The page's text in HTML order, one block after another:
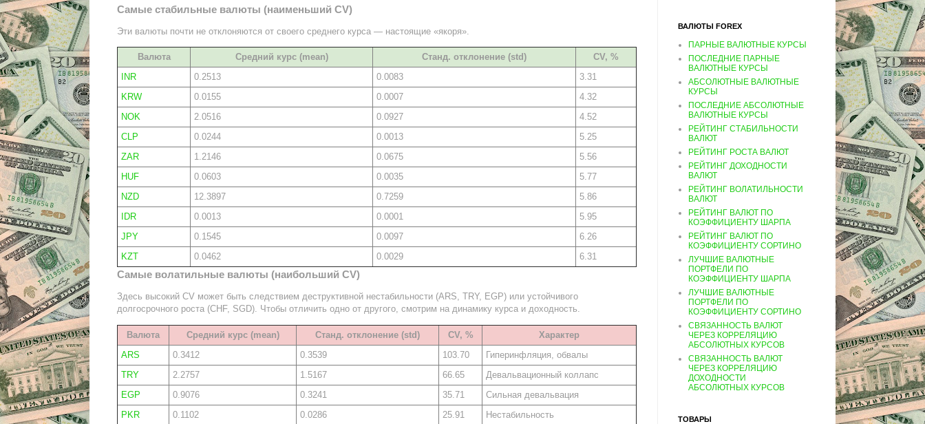
Самые стабильные валюты (наименьший CV)
Эти валюты почти не отклоняются от своего среднего курса — настоящие «якоря».
Валюта Средний курс (mean) Станд. отклонение (std)
CV, %
INR
0.2513 0.0083
3.31
KRW
0.0155 0.0007
4.32
NOK
2.0516 0.0927
4.52
CLP
0.0244 0.0013
5.25
ZAR
1.2146 0.0675
5.56
HUF
0.0603 0.0035
5.77
NZD
12.3897 0.7259
5.86
IDR
0.0013 0.0001
5.95
JPY
0.1545 0.0097
6.26
KZT
0.0462 0.0029 6.31
Самые волатильные валюты (наибольший CV)
Здесь высокий CV может быть следствием деструктивной нестабильности (ARS, TRY, EGP) или устойчивого
долгосрочного роста (CHF, SGD). Чтобы отличить одно от другого, смотрим на динамику курса и доходность.
Валюта Средний курс (mean) Станд. отклонение (std) CV, %
Характер
ARS
0.3412 0.3539 103.70
Гиперинфляция, обвалы
TRY
2.2757 1.5167 66.65
Девальвационный коллапс
EGP
0.9076 0.3241 35.71
Сильная девальвация
PKR
0.1102 0.0286 25.91
Нестабильность
ВАЛЮТЫ FOREX
ПАРНЫЕ ВАЛЮТНЫЕ КУРСЫ
ПОСЛЕДНИЕ ПАРНЫЕ
ВАЛЮТНЫЕ КУРСЫ
АБСОЛЮТНЫЕ ВАЛЮТНЫЕ
КУРСЫ
ПОСЛЕДНИЕ АБСОЛЮТНЫЕ
ВАЛЮТНЫЕ КУРСЫ
РЕЙТИНГ СТАБИЛЬНОСТИ
ВАЛЮТ
РЕЙТИНГ РОСТА ВАЛЮТ
РЕЙТИНГ ДОХОДНОСТИ
ВАЛЮТ
РЕЙТИНГ ВОЛАТИЛЬНОСТИ
ВАЛЮТ
РЕЙТИНГ ВАЛЮТ ПО
КОЭФФИЦИЕНТУ ШАРПА
РЕЙТИНГ ВАЛЮТ ПО
КОЭФФИЦИЕНТУ СОРТИНО
ЛУЧШИЕ ВАЛЮТНЫЕ
ПОРТФЕЛИ ПО
КОЭФФИЦИЕНТУ ШАРПА
ЛУЧШИЕ ВАЛЮТНЫЕ
ПОРТФЕЛИ ПО
КОЭФФИЦИЕНТУ СОРТИНО
СВЯЗАННОСТЬ ВАЛЮТ
ЧЕРЕЗ КОРРЕЛЯЦИЮ
АБСОЛЮТНЫХ КУРСОВ
СВЯЗАННОСТЬ ВАЛЮТ
ЧЕРЕЗ КОРРЕЛЯЦИЮ
ДОХОДНОСТИ
АБСОЛЮТНЫХ КУРСОВ
ТОВАРЫ